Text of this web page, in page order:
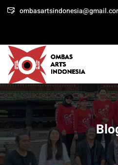
Don’t have an